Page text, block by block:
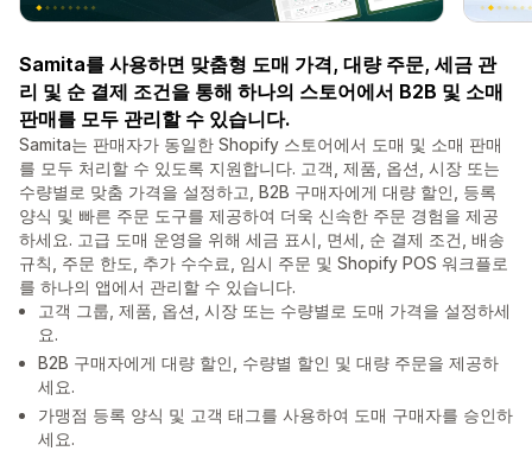
Samita를 사용하면 맞춤형 도매 가격, 대량 주문, 세금 관
리 및 순 결제 조건을 통해 하나의 스토어에서 B2B 및 소매
판매를 모두 관리할 수 있습니다.
Samita는 판매자가 동일한 Shopify 스토어에서 도매 및 소매 판매
를 모두 처리할 수 있도록 지원합니다. 고객, 제품, 옵션, 시장 또는
수량별로 맞춤 가격을 설정하고, B2B 구매자에게 대량 할인, 등록
양식 및 빠른 주문 도구를 제공하여 더욱 신속한 주문 경험을 제공
하세요. 고급 도매 운영을 위해 세금 표시, 면세, 순 결제 조건, 배송
규칙, 주문 한도, 추가 수수료, 임시 주문 및 Shopify POS 워크플로
를 하나의 앱에서 관리할 수 있습니다.
고객 그룹, 제품, 옵션, 시장 또는 수량별로 도매 가격을 설정하세
요.
B2B 구매자에게 대량 할인, 수량별 할인 및 대량 주문을 제공하
세요.
가맹점 등록 양식 및 고객 태그를 사용하여 도매 구매자를 승인하
세요.